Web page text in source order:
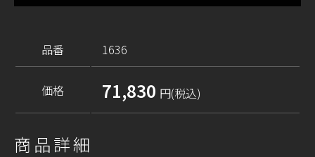
品番 1636
価格 71,830 円(税込)
商品詳細